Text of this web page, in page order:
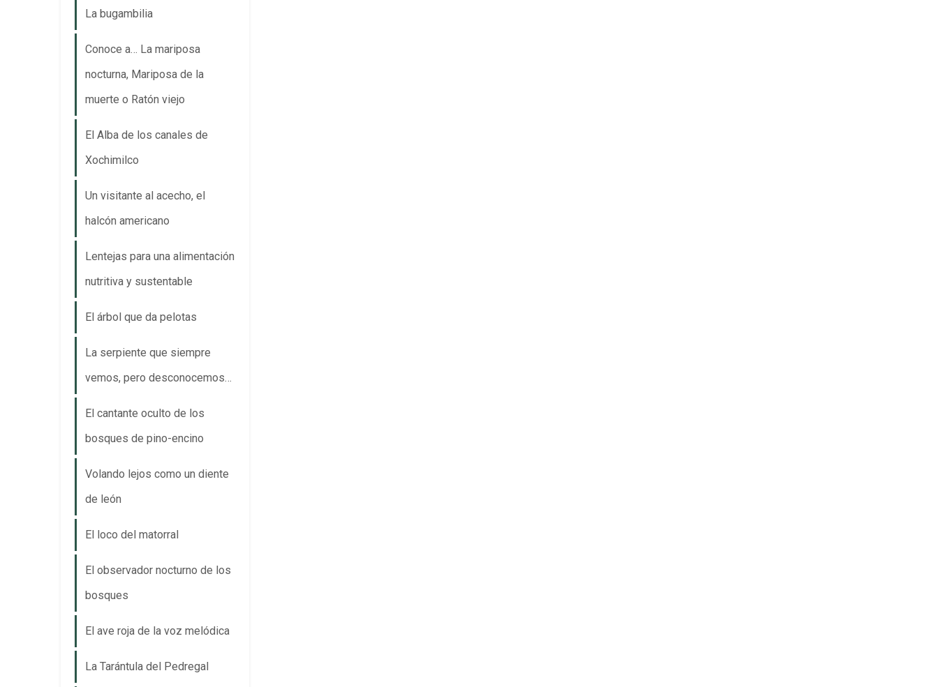
La bugambilia
Conoce a… La mariposa
nocturna, Mariposa de la
muerte o Ratón viejo
El Alba de los canales de
Xochimilco
Un visitante al acecho, el
halcón americano
Lentejas para una alimentación
nutritiva y sustentable
El árbol que da pelotas
La serpiente que siempre
vemos, pero desconocemos…
El cantante oculto de los
bosques de pino-encino
Volando lejos como un diente
de león
El loco del matorral
El observador nocturno de los
bosques
El ave roja de la voz melódica
La Tarántula del Pedregal